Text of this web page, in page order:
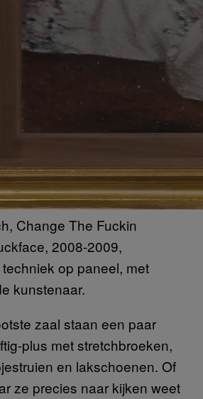
Change The Fuckin
2008-2009,
op paneel, met
kunstenaar.
zaal staan een paar
plus met stretchbroeken,
en lakschoenen. Of
ze precies naar kijken weet